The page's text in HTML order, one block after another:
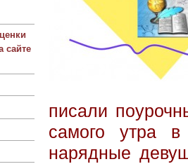
сайте
писали
самого утра
нарядные